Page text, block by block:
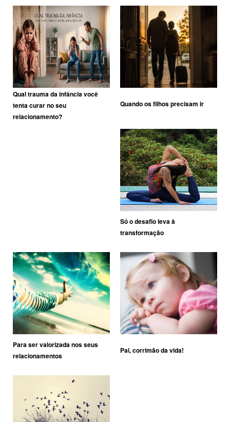
Qual trauma da infância você
tenta curar no seu
relacionamento?
Quando os filhos precisam ir
Só o desafio leva à
transformação
Para ser valorizada nos seus
relacionamentos
Pai, corrimão da vida!